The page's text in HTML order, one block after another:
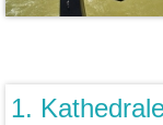
1.